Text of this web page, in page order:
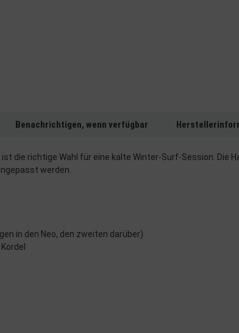
Benachrichtigen, wenn verfügbar
ist die richtige Wahl für eine kalte Winter-Surf-Session.
werden.
in den Neo, den zweiten darüber)